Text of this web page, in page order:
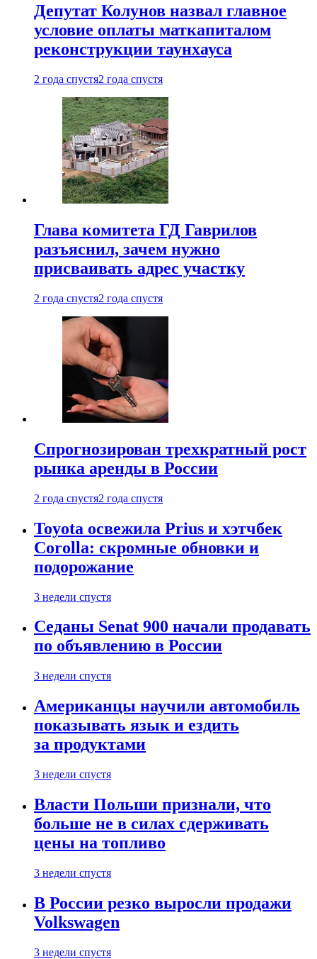
Депутат Колунов назвал главное
условие оплаты маткапиталом
реконструкции таунхауса
2 года спустя2 года спустя
Глава комитета ГД Гаврилов
разъяснил, зачем нужно
присваивать адрес участку
2 года спустя2 года спустя
Спрогнозирован трехкратный рост
рынка аренды в России
2 года спустя2 года спустя
Toyota освежила Prius и хэтчбек
Corolla: скромные обновки и
подорожание
3 недели спустя
Седаны Senat 900 начали продавать
по объявлению в России
3 недели спустя
Американцы научили автомобиль
показывать язык и ездить
за продуктами
3 недели спустя
Власти Польши признали, что
больше не в силах сдерживать
цены на топливо
3 недели спустя
В России резко выросли продажи
Volkswagen
3 недели спустя